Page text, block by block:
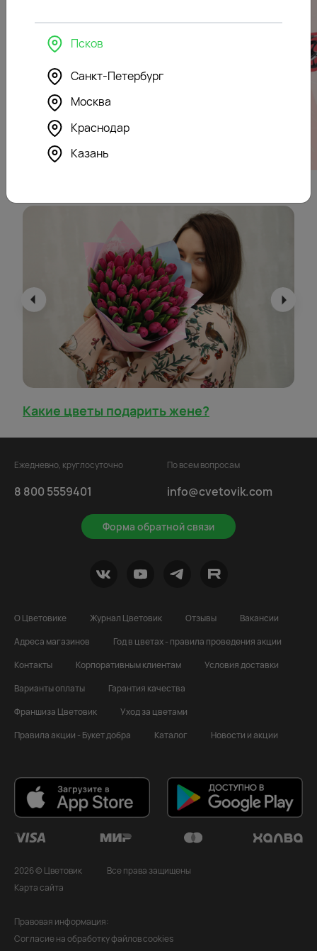
Какие цветы подарить жене?
Ежедневно, круглосуточно
8 800 5559401
Форма обратной связи
По всем вопросам
info@cvetovik.com
О Цветовике Журнал Цветовик Отзывы
Вакансии
Адреса магазинов
Год в цветах - правила проведения акции
Контакты
Корпоративным клиентам
Условия доставки
Варианты оплаты
Гарантия качества
Франшиза Цветовик
Уход за цветами
Правила акции - Букет добра
Каталог Новости и акции
2026 © Цветовик
Все права защищены
Карта сайта
Правовая информация:
Согласие на обработку файлов cookies
Псков
Санкт-Петербург
Москва
Краснодар
Казань